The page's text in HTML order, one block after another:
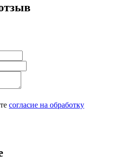
согласие на обработку